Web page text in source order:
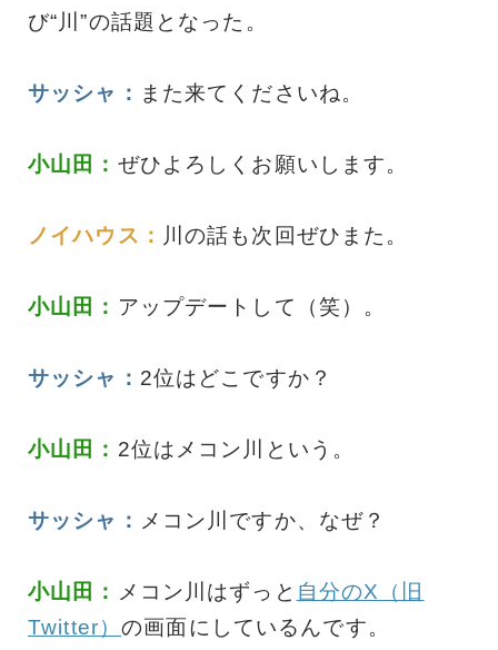
び“川”の話題となった。
サッシャ： また来てくださいね。
小山田： ぜひよろしくお願いします。
ノイハウス： 川の話も次回ぜひまた。
小山田： アップデートして（笑）。
サッシャ： 2位はどこですか？
小山田： 2位はメコン川という。
サッシャ： メコン川ですか、なぜ？
小山田： メコン川はずっと 自分のX（旧
Twitter）の画面にしているんです。